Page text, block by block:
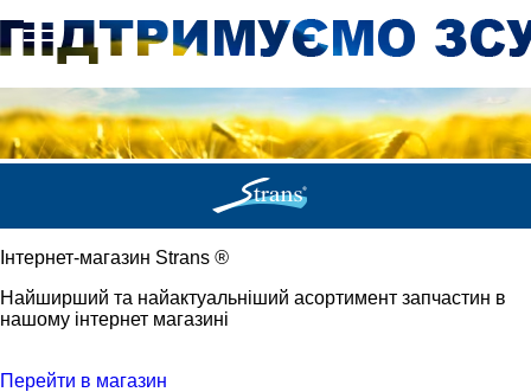
Iнтернет-магазин Strans ®
Найширший та найактуальніший асортимент запчастин в
нашому інтернет магазині
Перейти в магазин